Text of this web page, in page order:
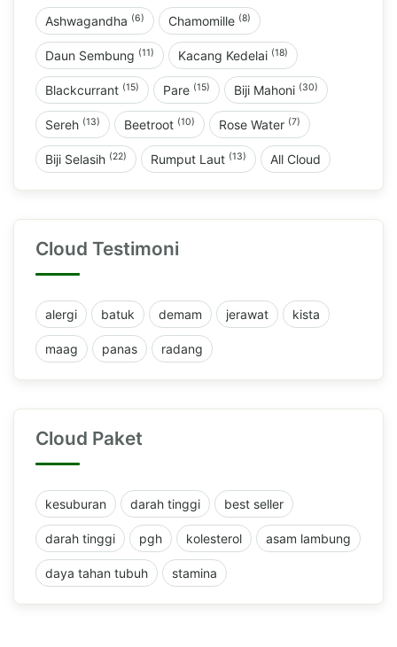
Ashwagandha (6) Chamomille (8)
Daun Sembung (11) Kacang Kedelai (18)
Blackcurrant (15) Pare (15) Biji Mahoni (30)
Sereh (13) Beetroot (10) Rose Water (7)
Biji Selasih (22) Rumput Laut (13) All Cloud
Cloud Testimoni
alergi batuk demam jerawat kista
maag panas radang
Cloud Paket
kesuburan darah tinggi best seller
darah tinggi pgh kolesterol asam lambung
daya tahan tubuh stamina